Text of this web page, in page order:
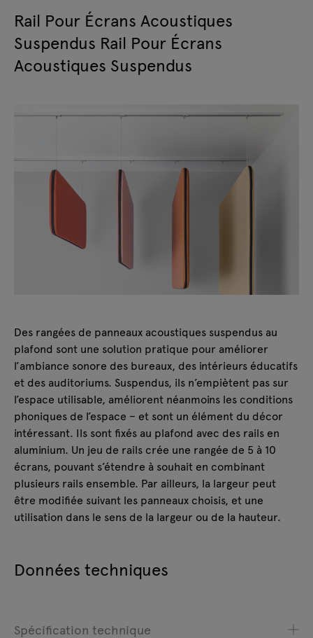
Rail Pour Écrans Acoustiques
Suspendus Rail Pour Écrans
Acoustiques Suspendus
Des rangées de panneaux acoustiques suspendus au
plafond sont une solution pratique pour améliorer
l’ambiance sonore des bureaux, des intérieurs éducatifs
et des auditoriums. Suspendus, ils n’empiètent pas sur
l’espace utilisable, améliorent néanmoins les conditions
phoniques de l’espace – et sont un élément du décor
intéressant. Ils sont fixés au plafond avec des rails en
aluminium. Un jeu de rails crée une rangée de 5 à 10
écrans, pouvant s’étendre à souhait en combinant
plusieurs rails ensemble. Par ailleurs, la largeur peut
être modifiée suivant les panneaux choisis, et une
utilisation dans le sens de la largeur ou de la hauteur.
Données techniques
Spécification technique